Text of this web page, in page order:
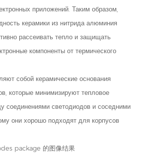
приложений. Таким образом,
керамики из нитрида алюминия
рассеивать тепло и защищать
компоненты от термического
собой керамические основания
которые минимизируют тепловое
соединениями светодиодов и соседними
они хорошо подходят для корпусов